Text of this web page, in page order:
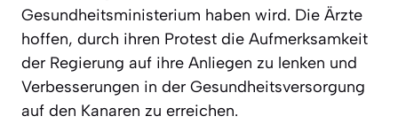
Gesundheitsministerium haben wird. Die Ärzte
hoffen, durch ihren Protest die Aufmerksamkeit
der Regierung auf ihre Anliegen zu lenken und
Verbesserungen in der Gesundheitsversorgung
auf den Kanaren zu erreichen.